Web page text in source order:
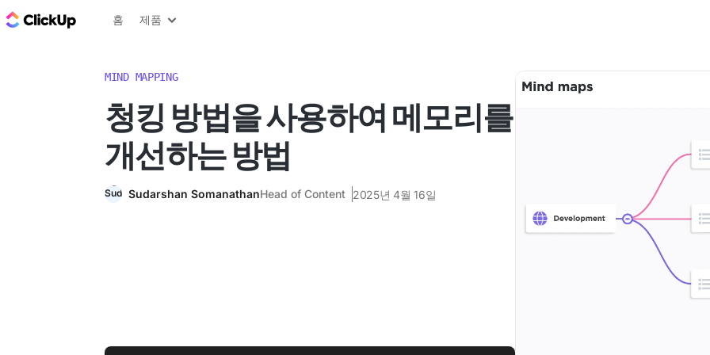
ClickUp 블로그
홈 제품
MIND MAPPING
청킹 방법을 사용하여 메모리를
개선하는 방법
Sudarshan SomanathanHead of Content 2025년 4월 16일